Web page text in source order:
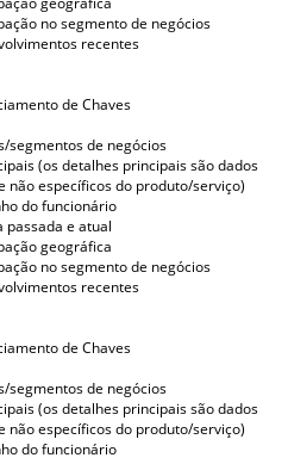
no segmento de negócios
recentes
de Chaves
segmentos de negócios
(os detalhes principais são dados
não específicos do produto/serviço)
do funcionário
passada e atual
geográfica
no segmento de negócios
recentes
de Chaves
segmentos de negócios
(os detalhes principais são dados
não específicos do produto/serviço)
do funcionário